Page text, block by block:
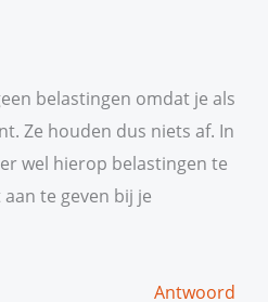
belastingen omdat je als
Ze houden dus niets af. In
wel hierop belastingen te
te geven bij je
Antwoord